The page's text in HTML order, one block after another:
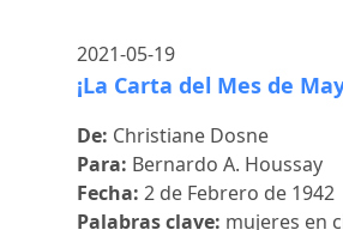
2021-05-19
¡La Carta del Mes de
De: Christiane Dosne
Para: Bernardo A. Houssay
Fecha: 2 de Febrero de 1942
Palabras clave: mujeres en